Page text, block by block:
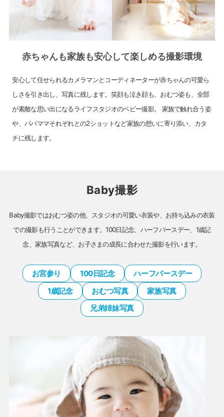
赤ちゃんも家族も安心して楽しめる撮影環境
安心して任せられるカメラマンとコーディネーターが赤ちゃんの可愛ら
しさを引き出し、写真に残します。笑顔も泣き顔も、おむつ姿も、全部
が素敵な思い出になるライフスタジオのベビー撮影。
家族で触れ合う姿
や、パパママそれぞれとの2ショットなど家族の想いに寄り添い、カタ
チに残します。
Baby撮影
Baby撮影ではおむつ姿の他、スタジオの可愛い衣装や、お持ち込みの衣装
での撮影も行うことができます。100日記念、ハーフバースデー、1歳記
念、家族写真など、お子さまの成長に合わせた撮影を行います。
お宮参り 100日記念
ハーフバースデー
1歳記念
おむつ写真
家族写真
兄弟姉妹写真